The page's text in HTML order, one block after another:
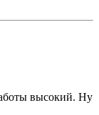
высокий. Ну